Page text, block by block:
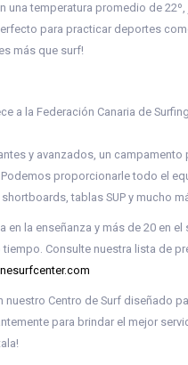
una temperatura promedio de
para practicar deportes
más que surf!
a la Federación Canaria de
y avanzados, un
proporcionarle todo el
tablas SUP y mucho
en la enseñanza y más de 20 en
Consulte nuestra lista de
Centro de Surf diseñado
para brindar el mejor